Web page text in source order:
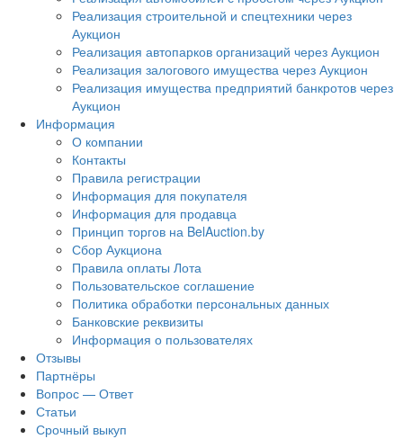
Реализация строительной и спецтехники через
Аукцион
Реализация автопарков организаций через Аукцион
Реализация залогового имущества через Аукцион
Реализация имущества предприятий банкротов через
Аукцион
Информация
О компании
Контакты
Правила регистрации
Информация для покупателя
Информация для продавца
Принцип торгов на BelAuction.by
Сбор Аукциона
Правила оплаты Лота
Пользовательское соглашение
Политика обработки персональных данных
Банковские реквизиты
Информация о пользователях
Отзывы
Партнёры
Вопрос — Ответ
Статьи
Срочный выкуп